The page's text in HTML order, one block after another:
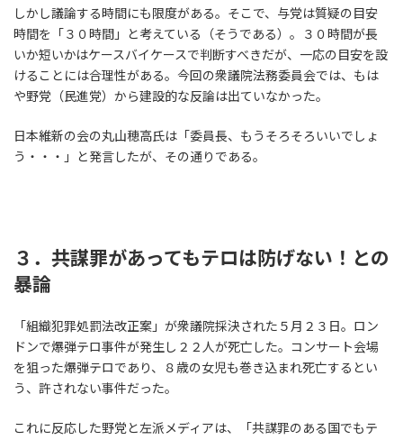
しかし議論する時間にも限度がある。そこで、与党は質疑の目安
時間を「３０時間」と考えている（そうである）。３０時間が長
いか短いかはケースバイケースで判断すべきだが、一応の目安を設
けることには合理性がある。今回の衆議院法務委員会では、もは
や野党（民進党）から建設的な反論は出ていなかった。
日本維新の会の丸山穂高氏は「委員長、もうそろそろいいでしょ
う・・・」と発言したが、その通りである。
３．共謀罪があってもテロは防げない！との
暴論
「組織犯罪処罰法改正案」が衆議院採決された５月２３日。ロン
ドンで爆弾テロ事件が発生し２２人が死亡した。コンサート会場
を狙った爆弾テロであり、８歳の女児も巻き込まれ死亡するとい
う、許されない事件だった。
これに反応した野党と左派メディアは、「共謀罪のある国でもテ